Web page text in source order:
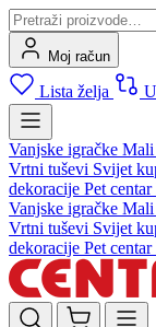
Moj račun
Lista želja
Vanjske igračke Mali
Vrtni tuševi Svijet
dekoracije Pet centar
Vanjske igračke Mali
Vrtni tuševi Svijet
dekoracije Pet centar